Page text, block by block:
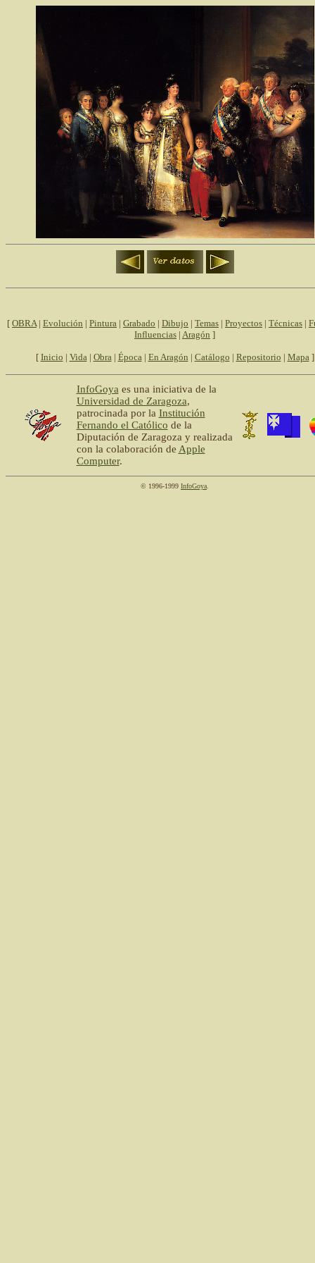
[ OBRA| Evolución | Pintura | Grabado | Dibujo | Temas | Proyectos | Técnicas |
Influencias | Aragón ]
[ Inicio | Vida| Obra| Época| En Aragón | Catálogo | Repositorio | Mapa]
InfoGoya es una iniciativa de la
Universidad de Zaragoza,
patrocinada por la Institución
Fernando el Católico de la
Diputación de Zaragoza y realizada
con la colaboración de Apple
Computer.
© 1996-1999 InfoGoya